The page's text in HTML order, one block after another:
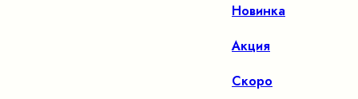
Новинка
Акция
Скоро